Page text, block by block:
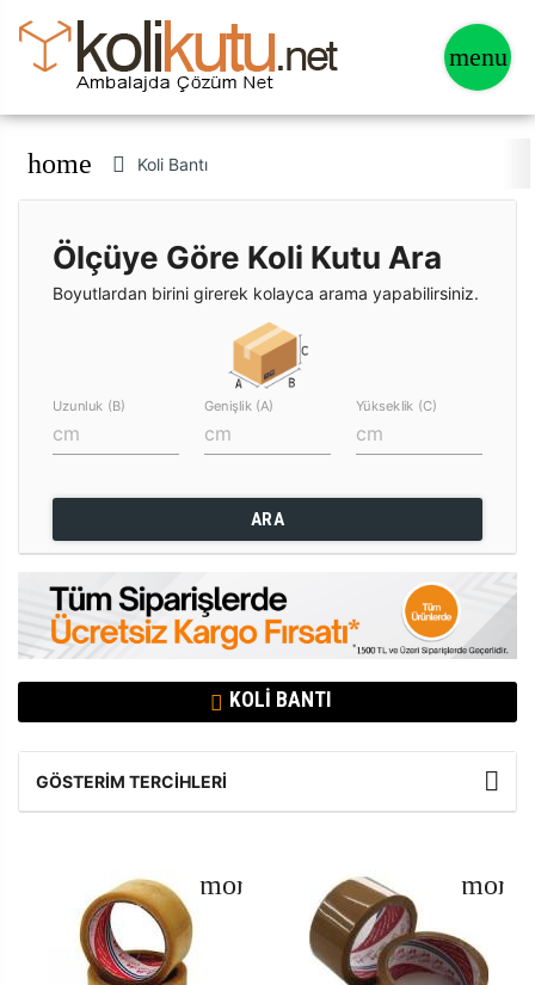
home Koli Bantı
Ölçüye Göre Koli Kutu Ara
Boyutlardan birini girerek kolayca arama yapabilirsiniz.
Uzunluk (B) Genişlik (A) Yükseklik (C)
ARA
KOLI BANTI
GÖSTERIM TERCIHLERI